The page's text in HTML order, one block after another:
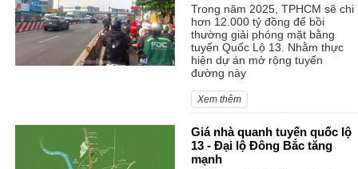
Trong năm 2025, TPHCM sẽ chi
hơn 12.000 tỷ đồng để bồi
thường giải phóng mặt bằng
tuyến Quốc Lộ 13. Nhằm thực
hiện dự án mở rộng tuyến
đường này
Xem thêm
Giá nhà quanh tuyến quốc lộ
13 - Đại lộ Đông Bắc tăng
mạnh